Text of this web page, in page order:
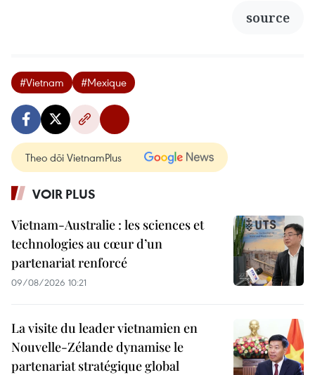
source
#Vietnam #Mexique
Theo dõi VietnamPlus
VOIR PLUS
Vietnam-Australie : les sciences et
technologies au cœur d’un
partenariat renforcé
09/08/2026 10:21
La visite du leader vietnamien en
Nouvelle-Zélande dynamise le
partenariat stratégique global